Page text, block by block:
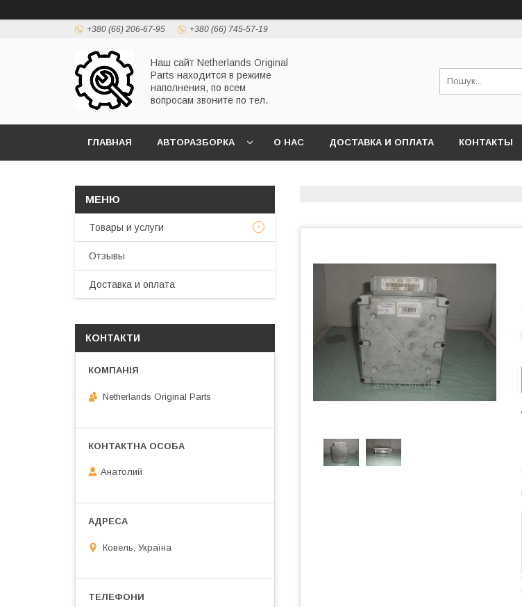
+380 (66) 206-67-95 +380 (66) 745-57-19
Наш сайт Netherlands Original
Parts находится в режиме
наполнения, по всем
вопросам звоните по тел.
ГЛАВНАЯ АВТОРАЗБОРКА О НАС ДОСТАВКА И ОПЛАТА КОНТАКТЫ
Товары и услуги
Отзывы
Доставка и оплата
КОНТАКТИ
Netherlands Original Parts
Анатолий
Ковель, Україна